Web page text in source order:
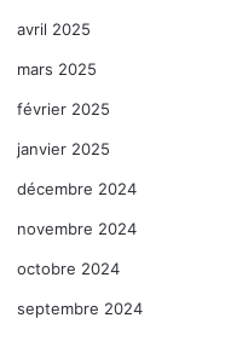
avril 2025
mars 2025
février 2025
janvier 2025
décembre 2024
novembre 2024
octobre 2024
septembre 2024